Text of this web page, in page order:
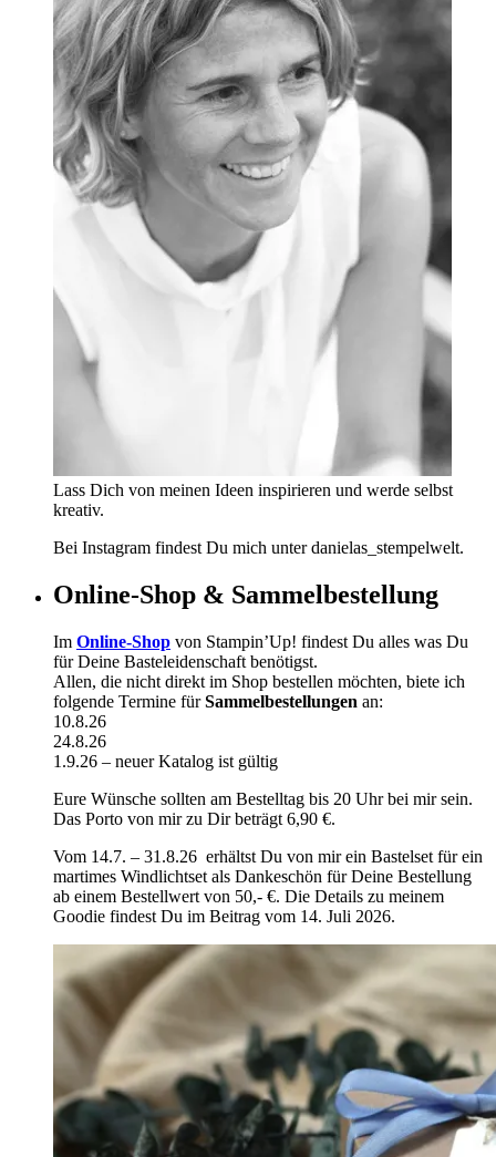
Lass Dich von meinen Ideen inspirieren und werde selbst
kreativ.
Bei Instagram findest Du mich unter danielas_stempelwelt.
Online-Shop & Sammelbestellung
Im Online-Shop von Stampin’Up! findest Du alles was Du
für Deine Basteleidenschaft benötigst.
Allen, die nicht direkt im Shop bestellen möchten, biete ich
folgende Termine fürSammelbestellungen an:
10.8.26
24.8.26
1.9.26 – neuer Katalog ist gültig
Eure Wünsche sollten am Bestelltag bis 20 Uhr bei mir sein.
Das Porto von mir zu Dir beträgt 6,90 €.
Vom 14.7. – 31.8.26 erhältst Du von mir ein Bastelset für ein
martimes Windlichtset als Dankeschön für Deine Bestellung
ab einem Bestellwert von 50,- €. Die Details zu meinem
Goodie findest Du im Beitrag vom 14. Juli 2026.